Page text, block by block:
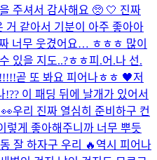
주셔서 감사해요 🥺 🤍 진짜
거 같아서 기분이 아주 좋아아
너무 웃겼어요… ㅎㅎㅎ 많이
있을 지도..?ㅎㅎ피.어.나 선.
곧 또 봐요 피어나ㅎㅎ 🖤저
이 패딩 뒤에 날개가 있어서
우리 진짜 열심히 준비하구 컨
렇게 좋아해주니까 너무 뿌듯
잘 하자구 우리 🔥 역시 피어나